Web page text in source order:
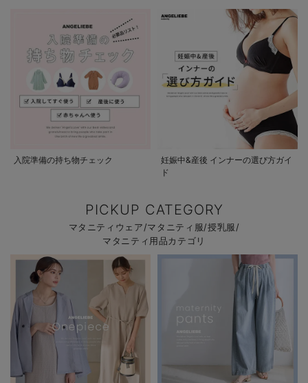
入院準備の持ち物チェック
妊娠中&産後 インナーの選び方ガイ
ド
PICKUP CATEGORY
マタニティウェア/マタニティ服/授乳服/
マタニティ用品カテゴリ